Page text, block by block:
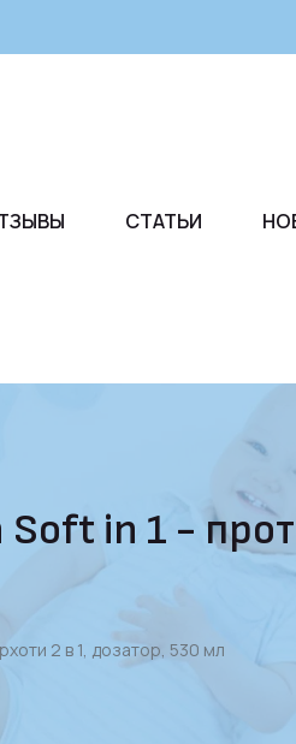
СТАТЬИ
in 1 -
2 в 1, дозатор, 530 мл